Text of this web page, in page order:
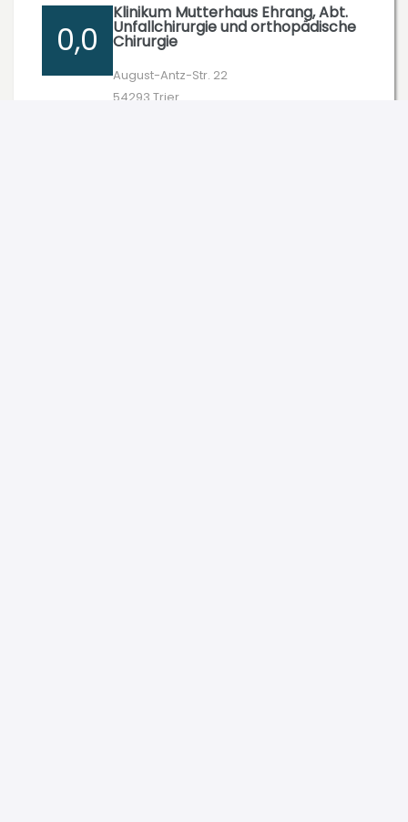
0,0
Klinikum Mutterhaus Ehrang, Abt.
Unfallchirurgie und orthopädische
Chirurgie
August-Antz-Str. 22
54293 Trier